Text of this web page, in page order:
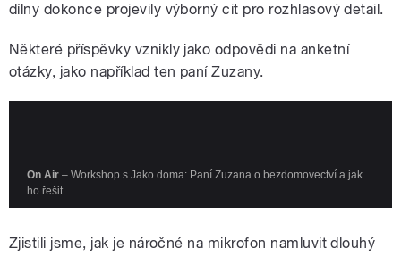
dílny dokonce projevily výborný cit pro rozhlasový detail.
Některé příspěvky vznikly jako odpovědi na anketní
otázky, jako například ten paní Zuzany.
Zjistili jsme, jak je náročné na mikrofon namluvit dlouhý